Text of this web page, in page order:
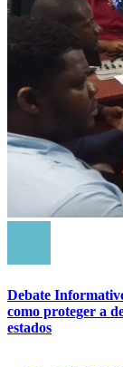
Debate
como proteger a
estados